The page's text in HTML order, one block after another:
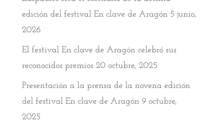
edición del festival En clave de Aragón 5 junio,
2026
El festival En clave de Aragón celebró sus
reconocidos premios 20 octubre, 2025
Presentación a la prensa de la novena edición
del festival En clave de Aragón 9 octubre,
2025